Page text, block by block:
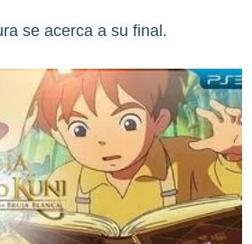
se acerca a su final.